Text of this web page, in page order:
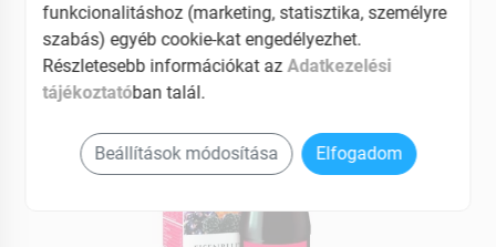
funkcionalitáshoz (marketing, statisztika, személyre
szabás) egyéb cookie-kat engedélyezhet.
Részletesebb információkat az Adatkezelési
tájékoztatóban talál.
Beállítások módosítása Elfogadom